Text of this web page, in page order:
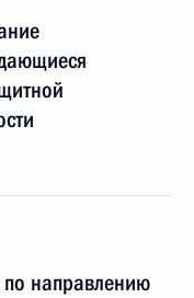
по направлению